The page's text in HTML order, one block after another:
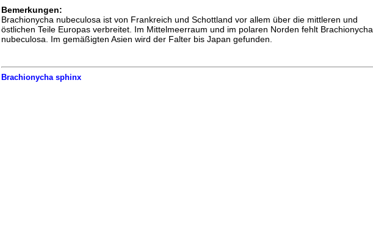
Bemerkungen:
Brachionycha nubeculosa ist von Frankreich und Schottland vor allem über die mittleren und
östlichen Teile Europas verbreitet. Im Mittelmeerraum und im polaren Norden fehlt Brachionycha
nubeculosa. Im gemäßigten Asien wird der Falter bis Japan gefunden.
Brachionycha sphinx